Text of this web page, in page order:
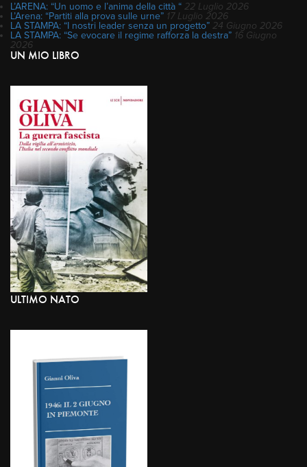
L’ARENA: “Un uomo e l’anima della città “ 22 Luglio 2026
L’Arena: “Partiti alla prova sulle urne” 17 Luglio 2026
LA STAMPA: “I nostri leader senza un progetto” 24 Giugno 2026
LA STAMPA: “Se evocare il regime rafforza la destra” 16 Giugno
2026
UN MIO LIBRO
ULTIMO NATO